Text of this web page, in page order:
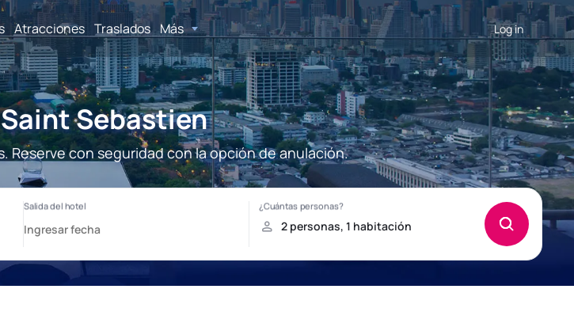
Atracciones Traslados Más Log in
Sebastien
Reserve con seguridad con la opción de anulación.